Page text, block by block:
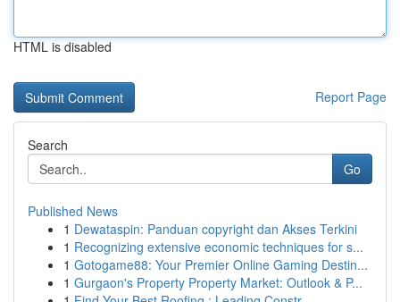
HTML is disabled
Report Page
Search
Go
Published News
1 Dewataspin: Panduan copyright dan Akses Terkini
1 Recognizing extensive economic techniques for s...
1 Gotogame88: Your Premier Online Gaming Destin...
1 Gurgaon's Property Property Market: Outlook & P...